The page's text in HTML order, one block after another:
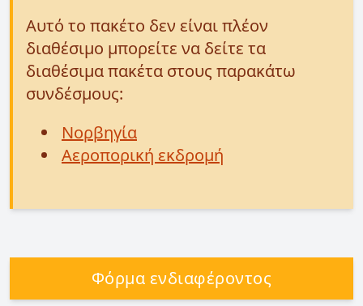
Αυτό το πακέτο δεν είναι πλέον
διαθέσιμο μπορείτε να δείτε τα
διαθέσιμα πακέτα στους παρακάτω
συνδέσμους:
Νορβηγία
Αεροπορική εκδρομή
Φόρμα ενδιαφέροντος